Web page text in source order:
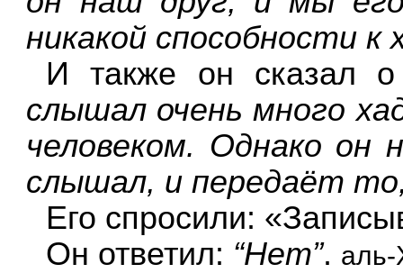
никакой способности к
И также он сказал
слышал очень много
человеком. Однако он
слышал, и передаёт
Его спросили:
Он ответил: “Нет”. аль-